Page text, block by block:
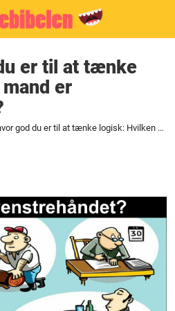
er til at tænke
er
Test hvor god du er til at tænke logisk: Hvilken mand er venstrehåndet?